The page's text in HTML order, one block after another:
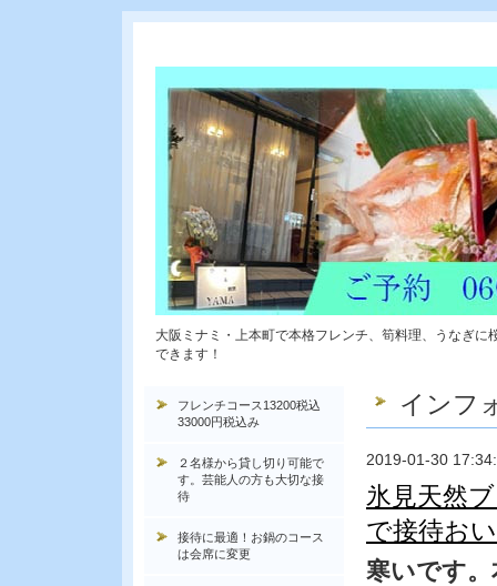
大阪ミナミ・上本町で本格フレンチ、筍料理、うなぎ
できます！
インフ
2019-01-30
氷見天然
で接待お
寒いです
フレンチコース13200税込
33000円税込み
２名様から貸し切り可能で
す。芸能人の方も大切な接
待
接待に最適！お鍋のコース
は会席に変更